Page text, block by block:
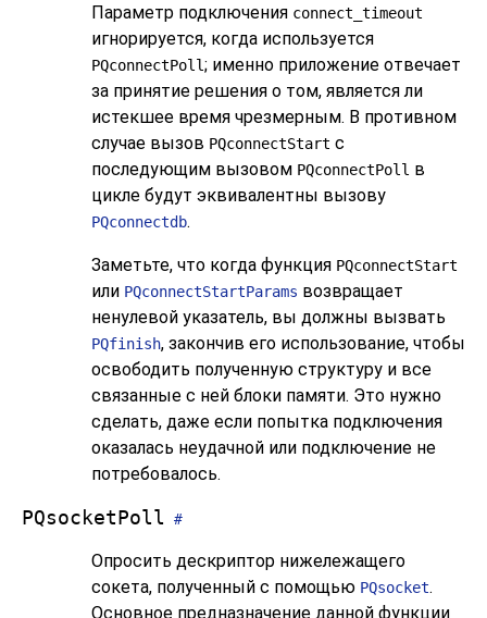
Параметр подключения connect_timeout
игнорируется, когда используется
PQconnectPoll; именно приложение отвечает
за принятие решения о том, является ли
истекшее время чрезмерным. В противном
случае вызов PQconnectStart с
последующим вызовом PQconnectPoll в
цикле будут эквивалентны вызову
PQconnectdb.
Заметьте, что когда функция PQconnectStart
или PQconnectStartParams возвращает
ненулевой указатель, вы должны вызвать
PQfinish, закончив его использование, чтобы
освободить полученную структуру и все
связанные с ней блоки памяти. Это нужно
сделать, даже если попытка подключения
оказалась неудачной или подключение не
потребовалось.
PQsocketPoll #
Опросить дескриптор нижележащего
сокета, полученный с помощью PQsocket.
Основное предназначение данной функции